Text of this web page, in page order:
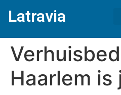
Latravia
Haarlem is